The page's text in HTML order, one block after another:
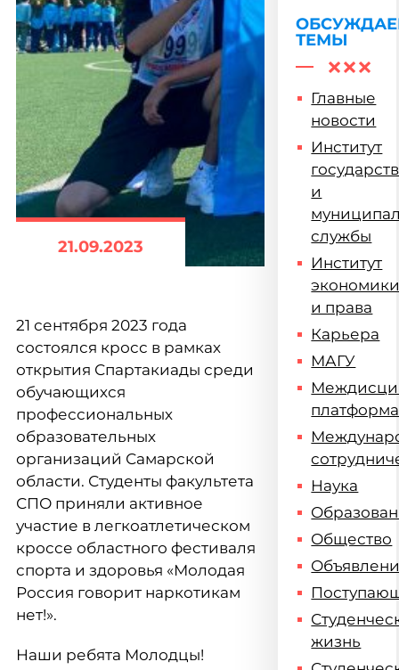
21.09.2023
21 сентября 2023 года
состоялся кросс в рамках
открытия Спартакиады среди
обучающихся
профессиональных
образовательных
организаций Самарской
области. Студенты факультета
СПО приняли активное
участие в легкоатлетическом
кроссе областного фестиваля
спорта и здоровья «Молодая
Россия говорит наркотикам
нет!».
Наши ребята Молодцы!
ТЕМЫ
Главные
новости
Институт
и
службы
Институт
и права
Карьера
МАГУ
платформа
Наука
Общество
жизнь